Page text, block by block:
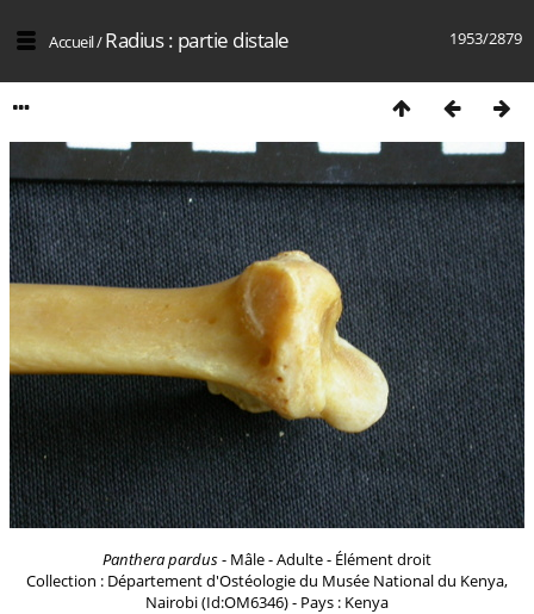
1953/2879
Accueil/Radius : partie distale
Panthera pardus- Mâle - Adulte - Élément droit
Collection : Département d'Ostéologie du Musée National du Kenya,
Nairobi (Id:OM6346) - Pays : Kenya